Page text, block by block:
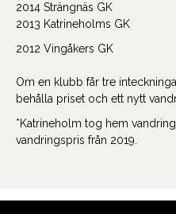
2014 Strängnäs GK
2013 Katrineholms GK
2012 Vingåkers GK
Om en klubb får tre
behålla priset och ett nytt
*Katrineholm tog hem
vandringspris från 2019.